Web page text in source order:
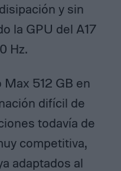
y sin
la GPU del A17
Hz.
Max 512 GB en
difícil de
todavía de
competitiva,
adaptados al